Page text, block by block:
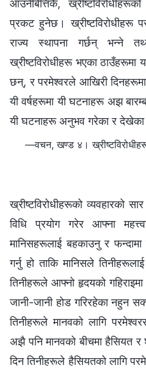
आउनेबित्तिकै,
प्रकट हुनेछ। ख्रीष्टविरोधीहरू
राज्य स्थापना गर्छन् भन्‍ने
ख्रीष्टविरोधीहरू भएका
छन्, र परमेश्‍वरले आखिरी दिनहरूमा
यी वर्षहरूमा यी घटनाहरू अझ
यी घटनाहरू अनुभव गरेका र
—वचन, खण्ड ४।
ख्रीष्टविरोधीहरूको व्यवहारको
विधि प्रयोग गरेर आफ्ना
मानिसहरूलाई बहकाउनु र फन्दामा
गर्नु हो ताकि मानिसले
तिनीहरूले आफ्नो हृदयको
जानी-जानी होड गरिरहेका नहुन
तिनीहरूले मानवको लागि
अझै पनि मानवको बीचमा हैसियत र
दिन तिनीहरूले हैसियतको लागि